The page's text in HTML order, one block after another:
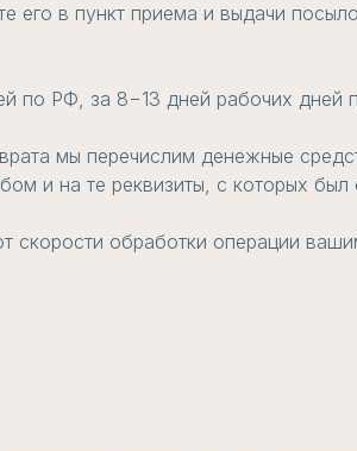
в пункт приема и выдачи
по РФ, за 8−13 дней рабочих
мы перечислим денежные
и на те реквизиты, с которых был
обработки операции